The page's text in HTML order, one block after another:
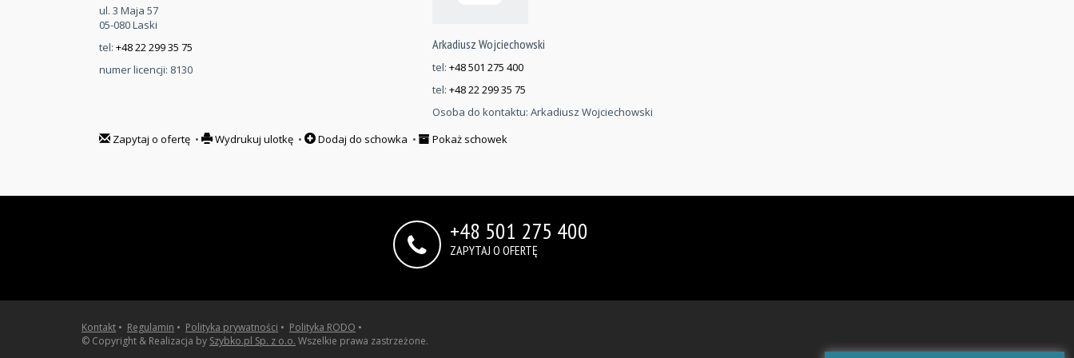
ul. 3 Maja 57
05-080 Laski
tel: +48 22 299 35 75
numer licencji: 8130
Arkadiusz Wojciechowski
tel: +48 501 275 400
tel: +48 22 299 35 75
Osoba do kontaktu: Arkadiusz Wojciechowski
Zapytaj o ofertę • Wydrukuj ulotkę • Dodaj do schowka • Pokaż schowek
+48 501 275 400
ZAPYTAJ O OFERTĘ
Kontakt • Regulamin • Polityka prywatności • Polityka RODO •
© Copyright & Realizacja by Szybko.pl Sp. z o.o. Wszelkie prawa zastrzeżone.